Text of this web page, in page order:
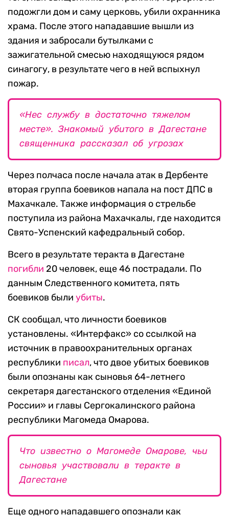
подожгли дом и саму церковь, убили охранника
храма. После этого нападавшие вышли из
здания и забросали бутылками с
зажигательной смесью находящуюся рядом
синагогу, в результате чего в ней вспыхнул
пожар.
«Нес службу в достаточно тяжелом
месте». Знакомый убитого в Дагестане
священника рассказал об угрозах
Через полчаса после начала атак в Дербенте
вторая группа боевиков напала на пост ДПС в
Махачкале. Также информация о стрельбе
поступила из района Махачкалы, где находится
Свято-Успенский кафедральный собор.
Всего в результате теракта в Дагестане
погибли 20 человек, еще 46 пострадали. По
данным Следственного комитета, пять
боевиков были убиты.
СК сообщал, что личности боевиков
установлены. «Интерфакс» со ссылкой на
источник в правоохранительных органах
республики писал, что двое убитых боевиков
были опознаны как сыновья 64-летнего
секретаря дагестанского отделения «Единой
России» и главы Сергокалинского района
республики Магомеда Омарова.
Что известно о Магомеде Омарове, чьи
сыновья участвовали в теракте в
Дагестане
Еще одного нападавшего опознали как